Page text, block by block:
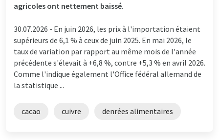
agricoles ont nettement baissé.
30.07.2026 - En juin 2026, les prix à l'importation étaient
supérieurs de 6,1 % à ceux de juin 2025. En mai 2026, le
taux de variation par rapport au même mois de l'année
précédente s'élevait à +6,8 %, contre +5,3 % en avril 2026.
Comme l'indique également l'Office fédéral allemand de
la statistique ...
cacao cuivre denrées alimentaires